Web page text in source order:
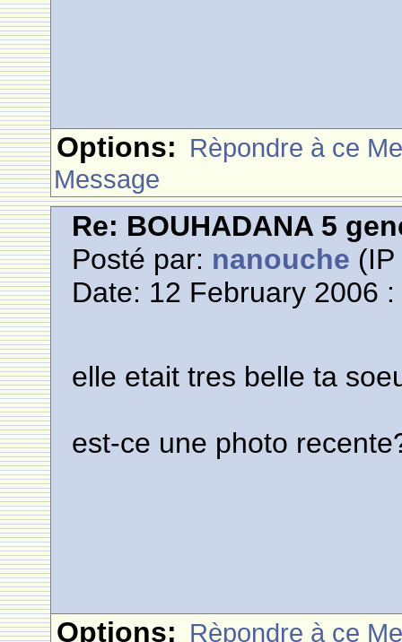
Options: Rèpondre à ce
Message
Re: BOUHADANA 5
Posté par: nanouche
Date: 12 February 2006
elle etait tres belle ta
est-ce une photo
Options: Rèpondre à ce